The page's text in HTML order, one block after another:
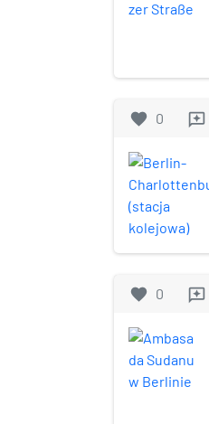
favorite 0 reviews
favorite 0 reviews